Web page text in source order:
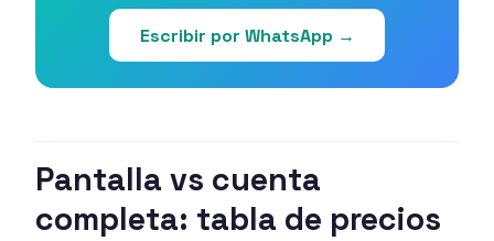
Escribir por WhatsApp →
Pantalla vs cuenta
completa: tabla de precios